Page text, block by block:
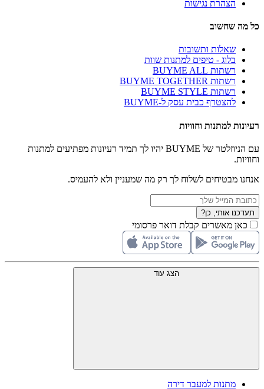
הצהרת נגישות
כל מה שחשוב
שאלות ותשובות
בלוג - טיפים למתנות שוות
רשתות BUYME ALL
רשתות BUYME TOGETHER
רשתות BUYME STYLE
להצטרף כבית עסק ל-BUYME
רעיונות למתנות וחוויות
עם הניוזלטר של BUYME יהיו לך תמיד רעיונות מפתיעים למתנות
וחוויות.
אנחנו מבטיחים לשלוח לך רק מה שמעניין ולא להעמיס.
תעדכנו אותי, כן?
כאן מאשרים קבלת דואר פרסומי
הצג עוד
מתנות למעבר דירה